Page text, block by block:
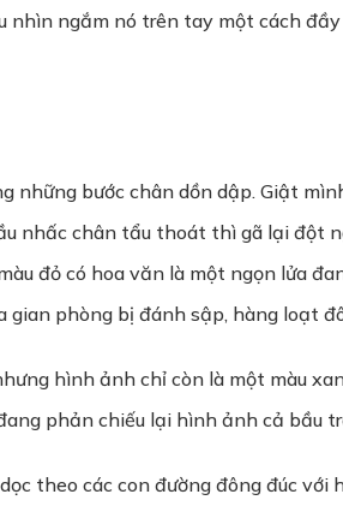
nhìn ngắm nó trên tay một cách
bước chân dồn dập. Giật
nhấc chân tẩu thoát thì gã lại đột
đỏ có hoa văn là một ngọn lửa
phòng bị đánh sập, hàng loạt
hình ảnh chỉ còn là một màu
phản chiếu lại hình ảnh cả bầu
theo các con đường đông đúc